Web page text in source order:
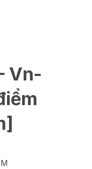
Vn-